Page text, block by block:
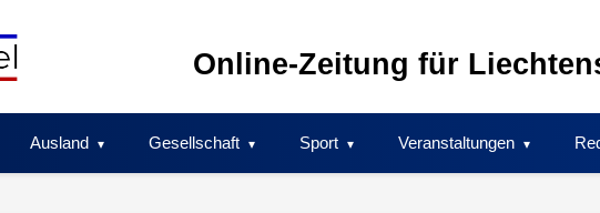
Online-Zeitung für
Ausland Gesellschaft Sport Veranstaltungen